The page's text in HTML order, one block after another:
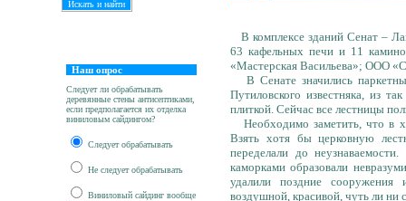
Наш опрос
Следует ли обрабатывать
деревянные стены антисептиками,
если предполагается их отделка
виниловым сайдингом?
Следует обрабатывать
Не следует обрабатывать
Виниловый сайдинг вообще
В комплексе зданий Сенат –
63 кафельных печи и 11
«Мастерская Васильева»; ООО
В Сенате значились
Путиловского известняка, из
плиткой. Сейчас все лестницы
Необходимо заметить, что в
Взять хотя бы церковную
переделали до
каморками образовали
удалили поздние сооружения
воздушной, красивой, чуть ли ни